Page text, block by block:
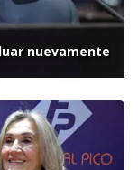
nuevamente